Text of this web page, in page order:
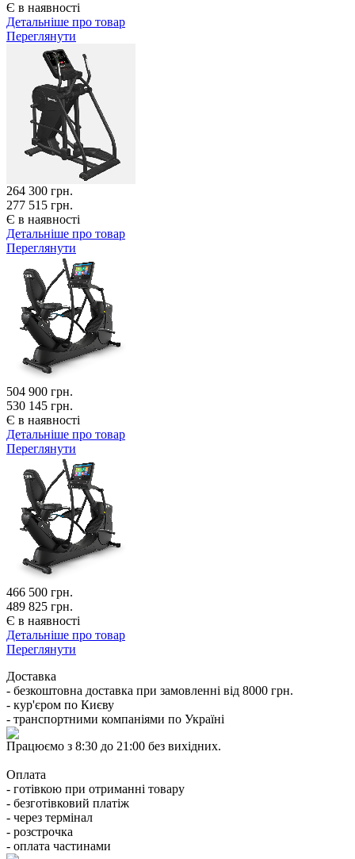
Є в наявності
Детальніше про товар
Переглянути
264 300 грн.
277 515 грн.
Є в наявності
Детальніше про товар
Переглянути
504 900 грн.
530 145 грн.
Є в наявності
Детальніше про товар
Переглянути
466 500 грн.
489 825 грн.
Є в наявності
Детальніше про товар
Переглянути
Доставка
- безкоштовна доставка при замовленні від 8000 грн.
- кур'єром по Києву
- транспортними компаніями по Україні
Працюємо з 8:30 до 21:00 без вихідних.
Оплата
- готівкою при отриманні товару
- безготівковий платіж
- через термінал
- розстрочка
- оплата частинами